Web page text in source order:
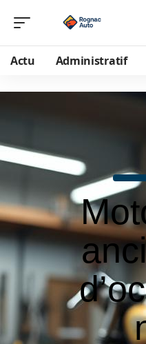
Actu Administratif